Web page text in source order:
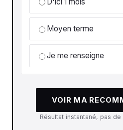
Moyen terme
Je me renseigne
VOIR MA
Résultat instantané, pas